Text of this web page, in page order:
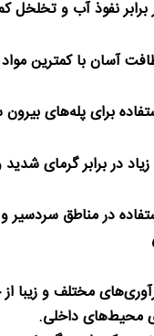
برابر نفوذ آب و تخلخل
آسان با کمترین
برای پله‌های
در برابر گرمای
در مناطق سردسیر
مختلف و زیبا
محیط‌های داخلی.